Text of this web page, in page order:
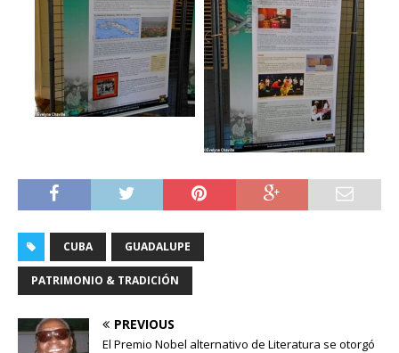
CUBA GUADALUPE
PATRIMONIO & TRADICIÓN
PREVIOUS
El Premio Nobel alternativo de Literatura se otorgó